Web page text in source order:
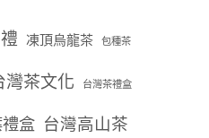
凍頂烏龍茶 包種茶
灣茶文化 台灣茶禮盒
盒 台灣高山茶